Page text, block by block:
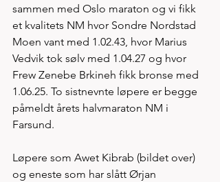
sammen med Oslo maraton og vi fikk
et kvalitets NM hvor Sondre Nordstad
Moen vant med 1.02.43, hvor Marius
Vedvik tok sølv med 1.04.27 og hvor
Frew Zenebe Brkineh fikk bronse med
1.06.25. To sistnevnte løpere er begge
påmeldt årets halvmaraton NM i
Farsund.
Løpere som Awet Kibrab (bildet over)
og eneste som har slått Ørjan